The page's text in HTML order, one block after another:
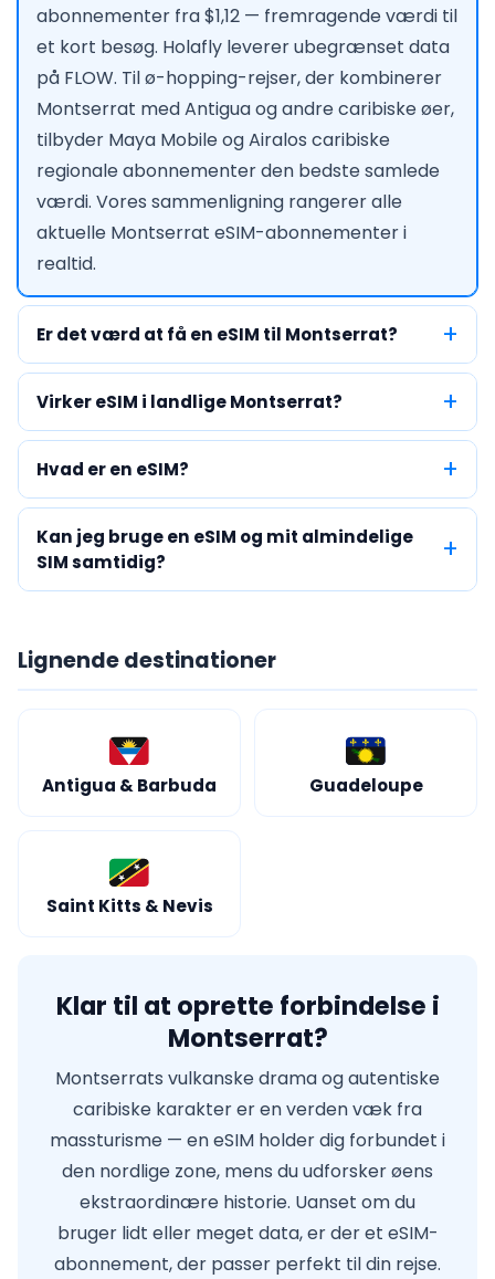
abonnementer fra $1,12 — fremragende værdi til
et kort besøg. Holafly leverer ubegrænset data
på FLOW. Til ø-hopping-rejser, der kombinerer
Montserrat med Antigua og andre caribiske øer,
tilbyder Maya Mobile og Airalos caribiske
regionale abonnementer den bedste samlede
værdi. Vores sammenligning rangerer alle
aktuelle Montserrat eSIM-abonnementer i
realtid.
Er det værd at få en eSIM til Montserrat?
Virker eSIM i landlige Montserrat?
Hvad er en eSIM?
Kan jeg bruge en eSIM og mit almindelige
SIM samtidig?
Lignende destinationer
Antigua & Barbuda Guadeloupe
Saint Kitts & Nevis
Klar til at oprette forbindelse i
Montserrat?
Montserrats vulkanske drama og autentiske
caribiske karakter er en verden væk fra
massturisme — en eSIM holder dig forbundet i
den nordlige zone, mens du udforsker øens
ekstraordinære historie. Uanset om du
bruger lidt eller meget data, er der et eSIM-
abonnement, der passer perfekt til din rejse.